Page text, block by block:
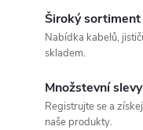
Široký sortiment
Nabídka kabelů,
skladem.
Množstevní slevy
Registrujte se a
naše produkty.